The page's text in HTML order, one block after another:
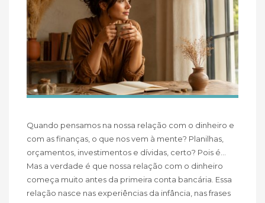
Quando pensamos na nossa relação com o dinheiro e
com as finanças, o que nos vem à mente? Planilhas,
orçamentos, investimentos e dívidas, certo? Pois é…
Mas a verdade é que nossa relação com o dinheiro
começa muito antes da primeira conta bancária. Essa
relação nasce nas experiências da infância, nas frases